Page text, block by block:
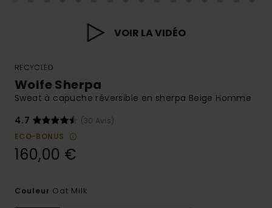
VOIR LA VIDÉO
RECYCLED
Wolfe Sherpa
Sweat à capuche réversible en sherpa Beige Homme
4.7
(30 Avis)
ECO-BONUS
160,00 €
Couleur Oat Milk